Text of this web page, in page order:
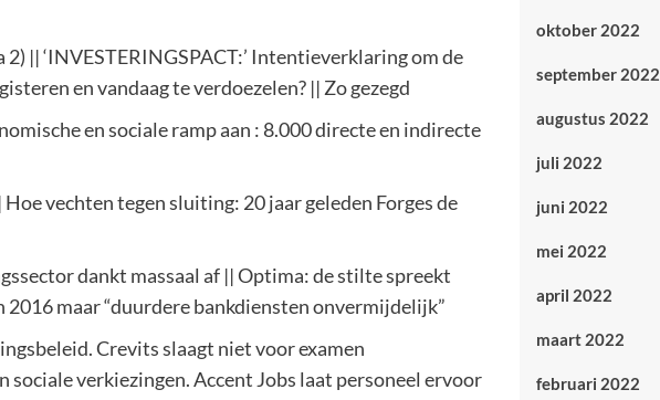
|| ‘INVESTERINGSPACT:’ Intentieverklaring om de
en vandaag te verdoezelen? || Zo gezegd
en sociale ramp aan : 8.000 directe en indirecte
vechten tegen sluiting: 20 jaar geleden Forges de
dankt massaal af || Optima: de stilte spreekt
maar “duurdere bankdiensten onvermijdelijk”
Crevits slaagt niet voor examen
verkiezingen. Accent Jobs laat personeel ervoor
oktober 2022
september 2022
augustus 2022
juli 2022
juni 2022
mei 2022
april 2022
maart 2022
februari 2022